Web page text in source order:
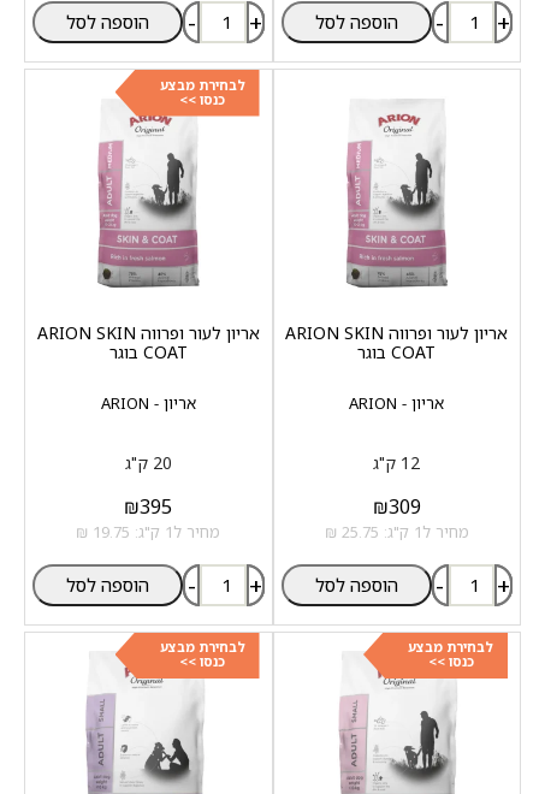
- + הוספה לסל - + הוספה לסל
אריון - ARION
אריון לעור ופרווה ARION SKIN
COAT בוגר
12 ק"ג
₪309
מחיר ל1 ק"ג: 25.75 ₪
- + הוספה לסל
לבחירת מבצע
כנסו >>
אריון - ARION
אריון לעור ופרווה ARION SKIN
COAT בוגר
20 ק"ג
₪395
מחיר ל1 ק"ג: 19.75 ₪
- + הוספה לסל
לבחירת מבצע
כנסו >>
לבחירת מבצע
כנסו >>